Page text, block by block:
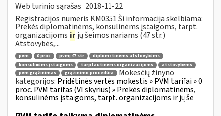
Web turinio sąrašas 2018-11-22
Registracijos numeris KM0351 Ši informacija skelbiama:
Prekės diplomatinėms, konsulinėms įstaigoms, tarpt.
organizacijoms ir jų šeimos nariams (47 str.)
Atstovybės,...
pvm 0 proc pvmį 47 str
diplomatinėms atstovybėms
konsulinėms įstaigoms
tarptautinėms organizacijoms
atstovybėms
pvm grąžinimas
grąžinimo procedūra
Mokesčių žinyno
kategorijos: Pridėtinės vertės mokestis » PVM tarifai » 0
proc. PVM tarifas (VI skyrius) » Prekės diplomatinėms,
konsulinėms įstaigoms, tarpt. organizacijoms ir jų še